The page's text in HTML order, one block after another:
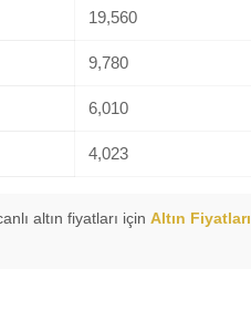
19,560
9,780
6,010
4,023
altın fiyatları için Altın Fiyatları